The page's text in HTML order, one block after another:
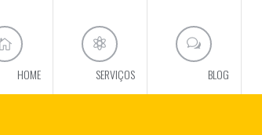
HOME SERVIÇOS BLOG